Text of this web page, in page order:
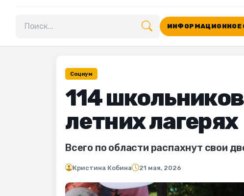
Поиск по сайту
ИНФОРМАЦИОННОЕ
Социум
114
летних лагерях
Всего по области распахнут свои
Кристина Кобина 21 мая, 2026